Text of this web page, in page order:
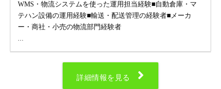
WMS・物流システムを使った運用担当経験■自動倉庫・マ
テハン設備の運用経験■輸送・配送管理の経験者■メーカ
ー・商社・小売の物流部門経験者
...
詳細情報を見る